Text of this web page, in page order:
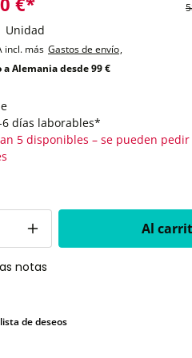
Unidad
incl. más Gastos de envío,
Alemania desde 99 €
6 días laborables*
5 disponibles – se pueden
Al
notas
de deseos